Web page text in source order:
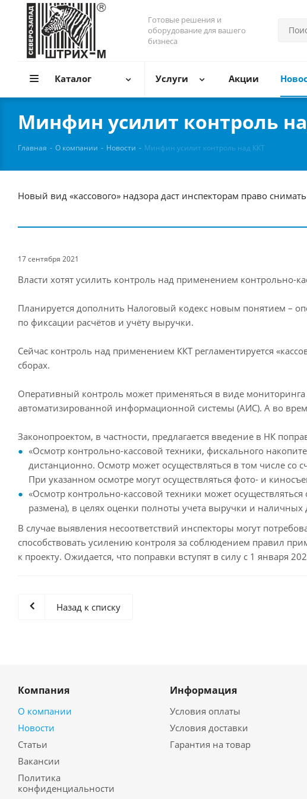
Готовые решения и
оборудование для вашего
бизнеса
Каталог Услуги Акции
Минфин усилит контроль
Главная - О компании - Новости - Минфин усилит контроль над ККТ
Новый вид «кассового» надзора даст инспекторам право
17 сентября 2021
Власти хотят усилить контроль над применением контрольно-
Планируется дополнить Налоговый кодекс новым понятием –
по фиксации расчётов и учёту выручки.
Сейчас контроль над применением ККТ регламентируется
сборах.
Оперативный контроль может применяться в виде
автоматизированной информационной системы (АИС). А во
Законопроектом, в частности, предлагается введение в НК
«Осмотр контрольно-кассовой техники, фискального
дистанционно. Осмотр может осуществляться в том числе
При указанном осмотре могут осуществляться фото- и
«Осмотр контрольно-кассовой техники может
размена), в целях оценки полноты учета выручки и наличных
В случае выявления несоответствий инспекторы могут
способствовать усилению контроля за соблюдением правил
к проекту. Ожидается, что поправки вступят в силу с 1 января
Назад к списку
Компания
О компании
Новости
Статьи
Вакансии
Политика
конфиденциальности
Информация
Условия оплаты
Условия доставки
Гарантия на товар